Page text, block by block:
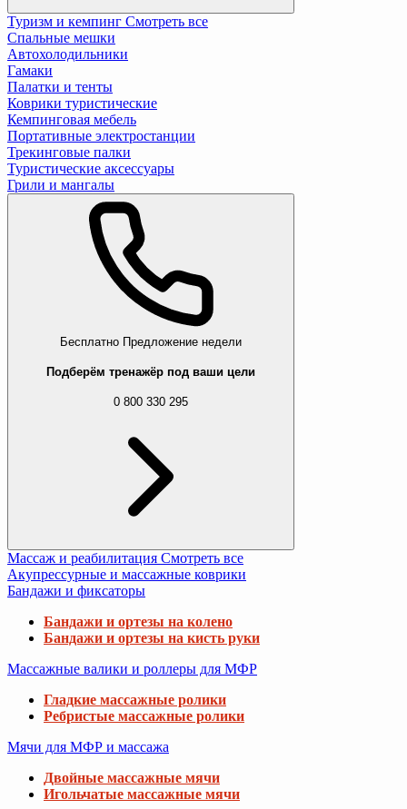
Туризм и кемпинг Смотреть все
Спальные мешки
Автохолодильники
Гамаки
Палатки и тенты
Коврики туристические
Кемпинговая мебель
Портативные электростанции
Трекинговые палки
Туристические аксессуары
Грили и мангалы
Бесплатно Предложение недели
Подберём тренажёр под ваши цели
0 800 330 295
Массаж и реабилитация Смотреть все
Акупрессурные и массажные коврики
Бандажи и фиксаторы
Бандажи и ортезы на колено
Бандажи и ортезы на кисть руки
Массажные валики и роллеры для МФР
Гладкие массажные ролики
Ребристые массажные ролики
Мячи для МФР и массажа
Двойные массажные мячи
Игольчатые массажные мячи